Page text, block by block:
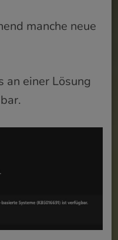
manche neue
einer Lösung